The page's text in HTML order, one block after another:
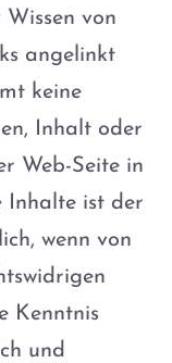
von
angelinkt
keine
Inhalt oder
Web-Seite in
Inhalte ist der
wenn von
Kenntnis
und